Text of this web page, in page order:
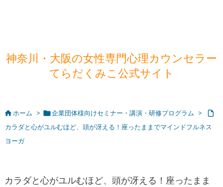
神奈川・大阪の女性専門心理カウンセラー
てらだくみこ公式サイト
ホーム > 企業団体様向けセミナー・講演・研修プログラム > 
カラダと心がユルむほど、頭が冴える！座ったままでマインドフルネス
ヨーガ
カラダと心がユルむほど、頭が冴える！座ったまま